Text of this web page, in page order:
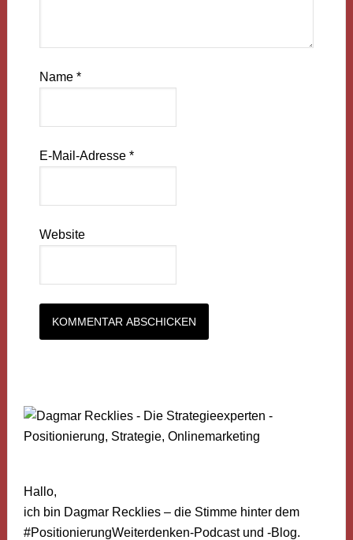
Name *
E-Mail-Adresse *
Website
Hallo,
ich bin Dagmar Recklies – die Stimme hinter dem
#PositionierungWeiterdenken-Podcast und -Blog.